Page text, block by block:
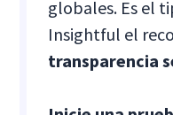
globales. Es el
Insightful el
transparencia